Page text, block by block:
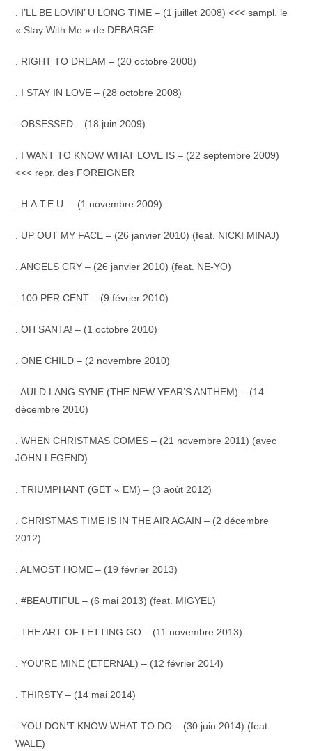
. I’LL BE LOVIN’ U LONG TIME – (1 juillet 2008) <<< sampl. le
« Stay With Me » de DEBARGE
. RIGHT TO DREAM – (20 octobre 2008)
. I STAY IN LOVE – (28 octobre 2008)
. OBSESSED – (18 juin 2009)
. I WANT TO KNOW WHAT LOVE IS – (22 septembre 2009)
<<< repr. des FOREIGNER
. H.A.T.E.U. – (1 novembre 2009)
. UP OUT MY FACE – (26 janvier 2010) (feat. NICKI MINAJ)
. ANGELS CRY – (26 janvier 2010) (feat. NE-YO)
. 100 PER CENT – (9 février 2010)
. OH SANTA! – (1 octobre 2010)
. ONE CHILD – (2 novembre 2010)
. AULD LANG SYNE (THE NEW YEAR’S ANTHEM) – (14
décembre 2010)
. WHEN CHRISTMAS COMES – (21 novembre 2011) (avec
JOHN LEGEND)
. TRIUMPHANT (GET « EM) – (3 août 2012)
. CHRISTMAS TIME IS IN THE AIR AGAIN – (2 décembre
2012)
. ALMOST HOME – (19 février 2013)
. #BEAUTIFUL – (6 mai 2013) (feat. MIGYEL)
. THE ART OF LETTING GO – (11 novembre 2013)
. YOU’RE MINE (ETERNAL) – (12 février 2014)
. THIRSTY – (14 mai 2014)
. YOU DON’T KNOW WHAT TO DO – (30 juin 2014) (feat.
WALE)